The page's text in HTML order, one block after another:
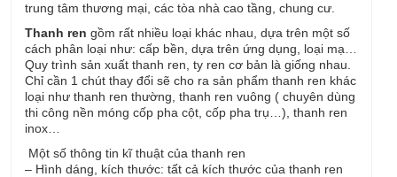
trung tâm thương mại, các tòa nhà cao tầng, chung cư.
Thanh ren gồm rất nhiều loại khác nhau, dựa trên một số
cách phân loại như: cấp bền, dựa trên ứng dụng, loại mạ…
Quy trình sản xuất thanh ren, ty ren cơ bản là giống nhau.
Chỉ cần 1 chút thay đổi sẽ cho ra sản phẩm thanh ren khác
loại như thanh ren thường, thanh ren vuông ( chuyên dùng
thi công nền móng cốp pha cột, cốp pha trụ…), thanh ren
inox…
Một số thông tin kĩ thuật của thanh ren
– Hình dáng, kích thước: tất cả kích thước của thanh ren